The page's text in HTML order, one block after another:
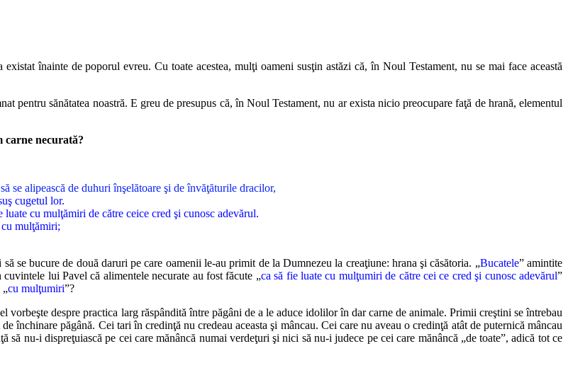
înainte de poporul evreu. Cu toate acestea, mulţi oameni susţin astăzi că, în Noul Testament, nu se mai face această
pentru sănătatea noastră. E greu de presupus că, în Noul Testament, nu ar exista nicio preocupare faţă de hrană, elementul
carne necurată?
se alipească de duhuri înşelătoare şi de învăţăturile dracilor,
cugetul lor.
cu mulţămiri de către ceice cred şi cunosc adevărul.
cu mulţămiri;
se bucure de două daruri pe care oamenii le-au primit de la Dumnezeu la creaţiune: hrana şi căsătoria. „Bucatele” amintite
lui Pavel că alimentele necurate au fost făcute „ca să fie luate cu mulţumiri de către cei ce cred şi cunosc adevărul”
„cu mulţumiri”?
vorbeşte despre practica larg răspândită între păgâni de a le aduce idolilor în dar carne de animale. Primii creştini se întrebau
închinare păgână. Cei tari în credinţă nu credeau aceasta şi mâncau. Cei care nu aveau o credinţă atât de puternică mâncau
nu-i dispreţuiască pe cei care mănâncă numai verdeţuri şi nici să nu-i judece pe cei care mănâncă „de toate”, adică tot ce